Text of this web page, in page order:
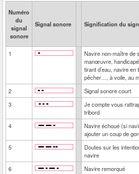
Numéro
du
signal
sonore
Signal sonore Signification du
1
Navire non-maître de
manœuvre,
tirant d’eau, navire en
pêcher…, à voile, au
2
Signal sonore court
3
Je compte vous
tribord
4
Navire échoué (si
ajouter un coup de
5
Doutes sur les
navire
6
Navire remorqué